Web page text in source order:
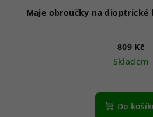
Maje obroučky na dioptrické
809 Kč
Skladem
Do